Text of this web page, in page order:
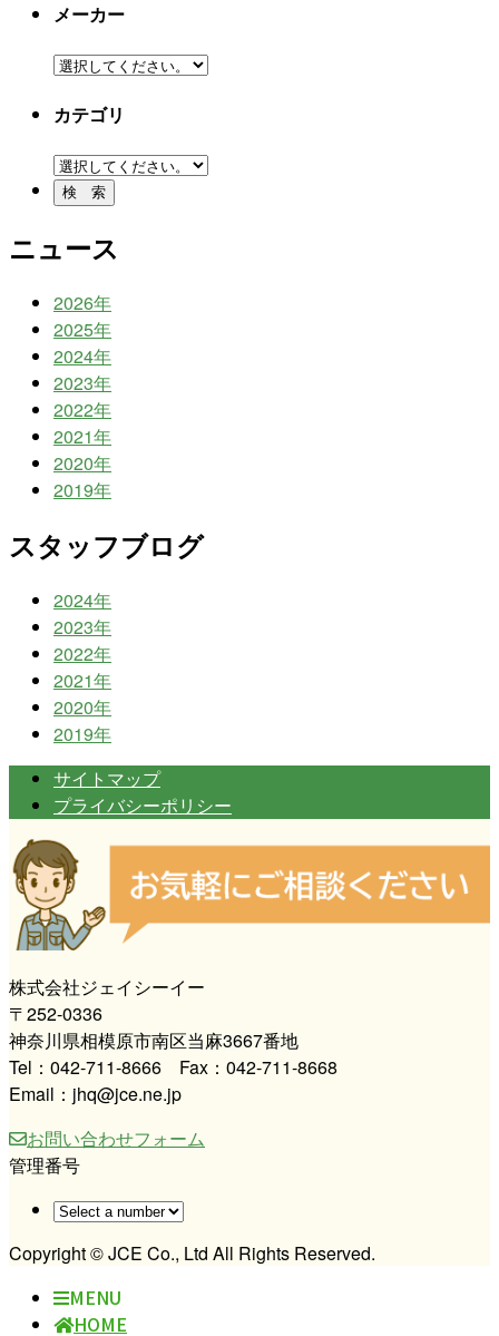
メーカー
カテゴリ
ニュース
2026年
2025年
2024年
2023年
2022年
2021年
2020年
2019年
スタッフブログ
2024年
2023年
2022年
2021年
2020年
2019年
サイトマップ
プライバシーポリシー
株式会社ジェイシーイー
〒252-0336
神奈川県相模原市南区当麻3667番地
Tel：042-711-8666 Fax：042-711-8668
Email：jhq@jce.ne.jp
お問い合わせフォーム
管理番号
Copyright © JCE Co., Ltd All Rights Reserved.
MENU
HOME